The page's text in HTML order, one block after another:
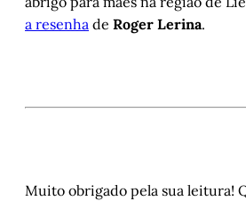
a resenha de Roger Lerina.
Muito obrigado pela sua leitura!